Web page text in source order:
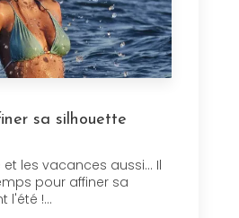
sa silhouette
et les vacances aussi... Il
pour affiner sa
l'été !...